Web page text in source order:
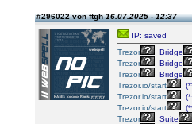
#296022 von ftgh16.07.2025 - 12:37
IP: saved
Trezor
Bridge
Trezor
Bridge
Trezor
Bridge
Trezor.io/start
Trezor.io/start
Trezor.io/start
Trezor
Suite